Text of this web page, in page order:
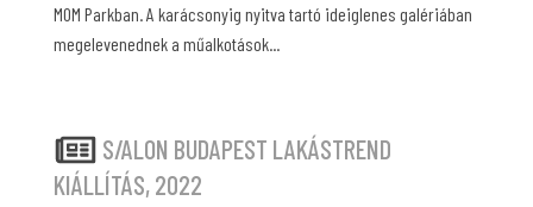
MOM Parkban. A karácsonyig nyitva tartó ideiglenes galériában
megelevenednek a műalkotások...
S/ALON BUDAPEST LAKÁSTREND
KIÁLLÍTÁS, 2022